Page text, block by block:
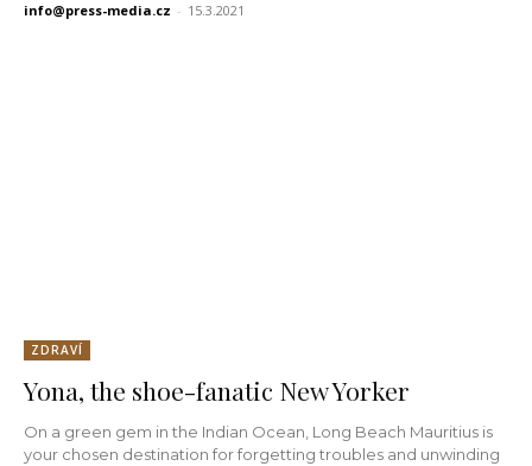
info@press-media.cz - 15.3.2021
ZDRAVÍ
Yona, the shoe-fanatic New Yorker
On a green gem in the Indian Ocean, Long Beach Mauritius is
your chosen destination for forgetting troubles and unwinding